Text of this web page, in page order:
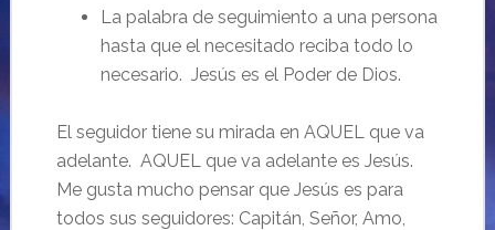
La palabra de seguimiento a una persona
hasta que el necesitado reciba todo lo
necesario. Jesús es el Poder de Dios.
El seguidor tiene su mirada en AQUEL que va
adelante. AQUEL que va adelante es Jesús.
Me gusta mucho pensar que Jesús es para
todos sus seguidores: Capitán, Señor, Amo,